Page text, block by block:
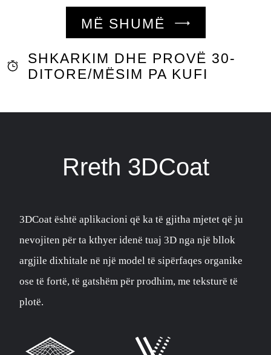
MË SHUMË
SHKARKIM DHE PROVË 30-
DITORE/MËSIM PA KUFI
Rreth 3DCoat
3DCoat është aplikacioni që ka të gjitha mjetet që ju
nevojiten për ta kthyer idenë tuaj 3D nga një bllok
argjile dixhitale në një model të sipërfaqes organike
ose të fortë, të gatshëm për prodhim, me teksturë të
plotë.